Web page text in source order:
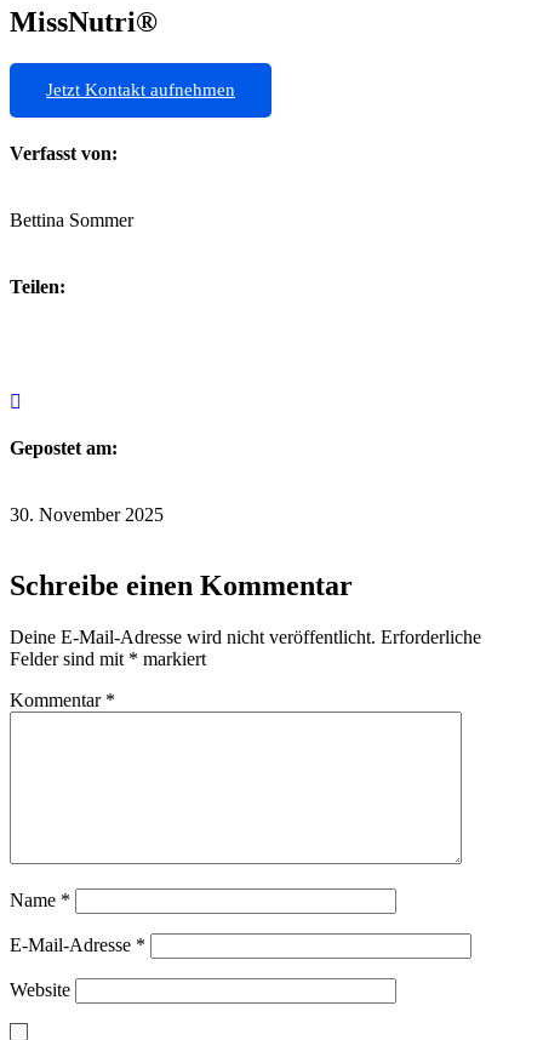
MissNutri®
Jetzt Kontakt aufnehmen
Verfasst von:
Bettina Sommer
Teilen:
Gepostet am:
30. November 2025
Schreibe einen Kommentar
Deine E-Mail-Adresse wird nicht veröffentlicht. Erforderliche
Felder sind mit * markiert
Kommentar *
Name *
E-Mail-Adresse *
Website